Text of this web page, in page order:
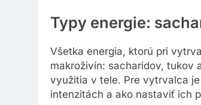
Typy energie:
Všetka energia, ktorú pri
makroživín: sacharidov, tukov
využitia v tele. Pre vytrvalca
intenzitách a ako nastaviť ich